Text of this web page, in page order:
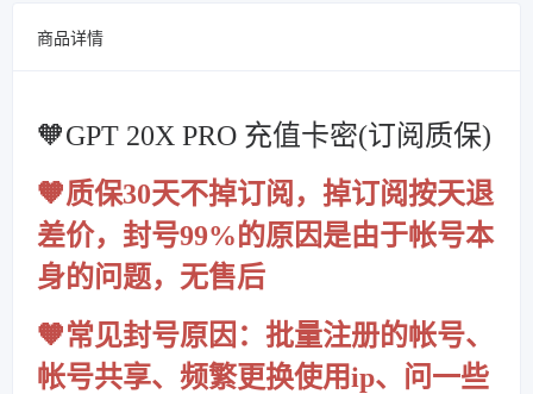
商品详情
🧡GPT 20X PRO 充值卡密(订阅质保)
🧡质保30天不掉订阅，掉订阅按天退
差价，封号99%的原因是由于帐号本
身的问题，无售后
🧡常见封号原因：批量注册的帐号、
帐号共享、频繁更换使用ip、问一些